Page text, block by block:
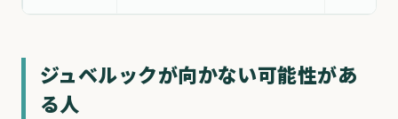
ジュベルックが向かない可能性があ
る人